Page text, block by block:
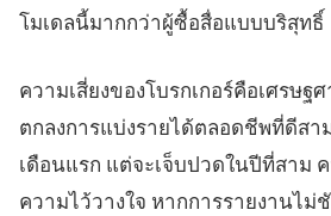
โมเดลนี้มากกว่าผู้ซื้อสื่อแบบบริสุทธิ์
ความเสี่ยงของโบรกเกอร์คือเศรษฐ
ตกลงการแบ่งรายได้ตลอดชีพที่ดีสา
เดือนแรก แต่จะเจ็บปวดในปีที่สาม
ความไว้วางใจ หากการรายงานไม่